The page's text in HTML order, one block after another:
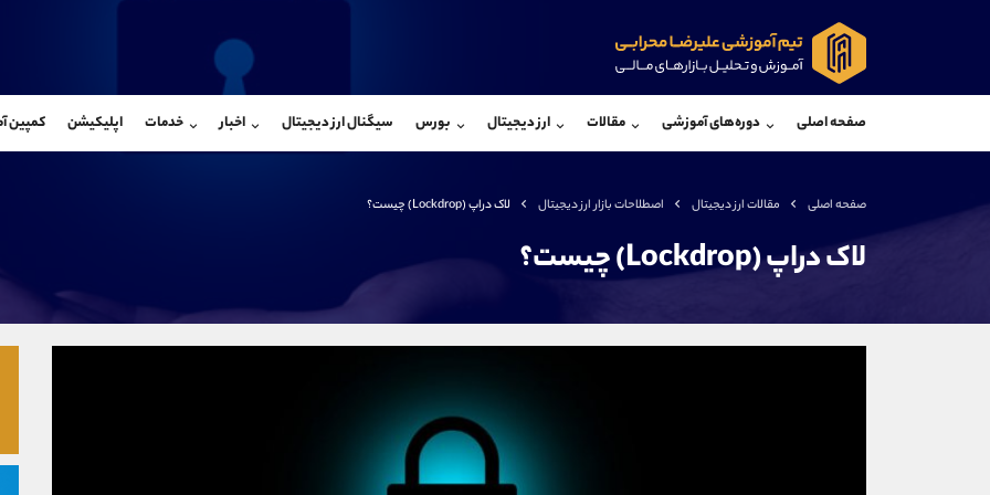
صفحه اصلی دوره‌های آموزشی مقالات ارز دیجیتال بورس سیگنال ارز دیجیتال اخبار خدمات اپلیکیشن کمپین
صفحه اصلی مقالات ارز دیجیتال اصطلاحات بازار ارز دیجیتال لاک دراپ (Lockdrop) چیست؟
لاک دراپ (Lockdrop) چیست؟
@Armteam_admin_103
@Armteam_admin_33
تلفن